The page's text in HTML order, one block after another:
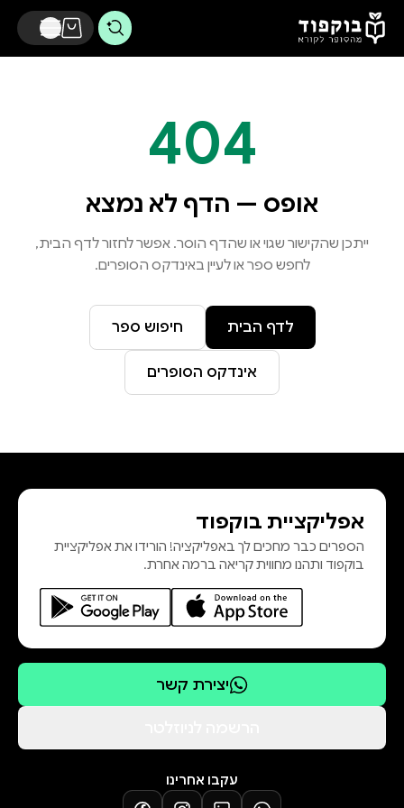
דלג לתוכן הראשי
404
אופס — הדף לא נמצא
ייתכן שהקישור שגוי או שהדף הוסר. אפשר לחזור לדף הבית,
לחפש ספר או לעיין באינדקס הסופרים.
לדף הבית חיפוש ספר
אינדקס הסופרים
אפליקציית בוקפוד
הספרים כבר מחכים לך באפליקציה! הורידו את אפליקציית
בוקפוד ותהנו מחווית קריאה ברמה אחרת.
יצירת קשר
עקבו אחרינו